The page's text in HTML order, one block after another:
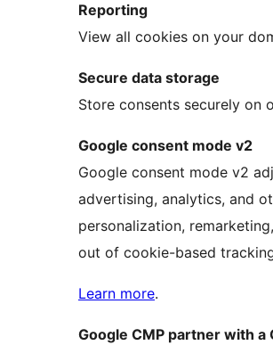
Reporting
View all cookies on your
Secure data storage
Store consents securely on
Google consent mode v2
Google consent mode v2
advertising, analytics, and
personalization,
out of cookie-based
Learn more.
Google CMP partner with a